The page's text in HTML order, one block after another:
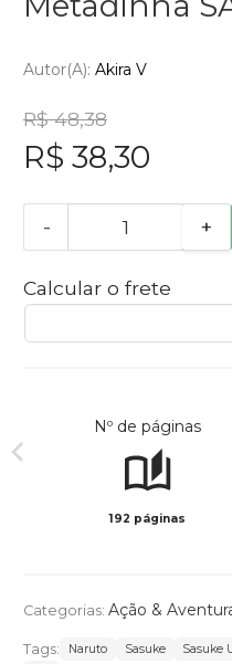
Autor(a): Akira V
R$ 48,38
R$ 38,30
- +
Calcular o frete
Nº de páginas
192 páginas
Categorias: Ação &
Tags: Naruto Sasuke Sasuke